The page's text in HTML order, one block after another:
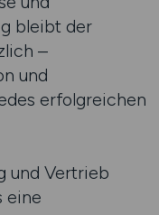
bleibt der
–
und
erfolgreichen
und Vertrieb
eine